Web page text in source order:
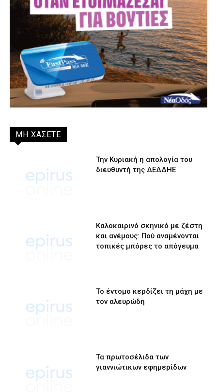
ΜΗ ΧΑΣΕΤΕ
Την Κυριακή η απολογία του
διευθυντή της ΔΕΔΔΗΕ
Καλοκαιρινό σκηνικό με ζέστη
και ανέμους: Πού αναμένονται
τοπικές μπόρες το απόγευμα
Το έντομο κερδίζει τη μάχη με
τον αλευρώδη
Τα πρωτοσέλιδα των
γιαννιώτικων εφημερίδων